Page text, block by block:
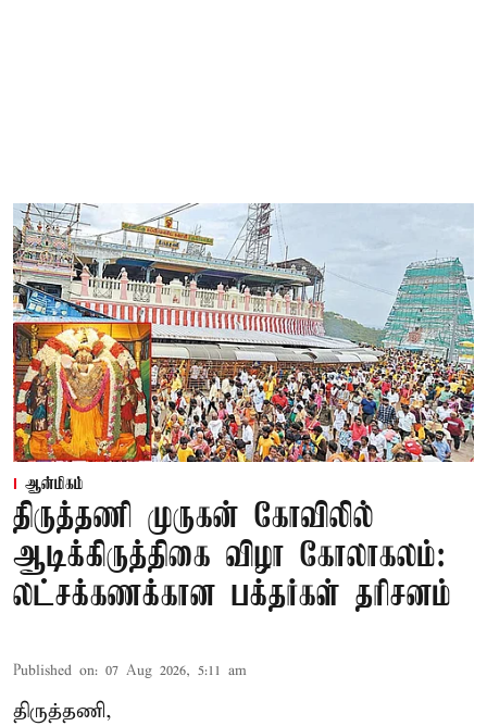
ஆன்மிகம்
திருத்தணி முருகன் கோவிலில்
ஆடிக்கிருத்திகை விழா கோலாகலம்:
லட்சக்கணக்கான பக்தர்கள் தரிசனம்
Published on: 07 Aug 2026, 5:11 am
திருத்தணி,